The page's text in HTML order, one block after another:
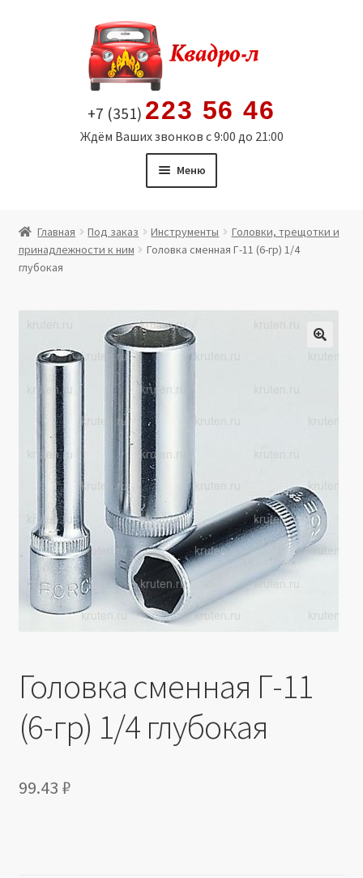
содержимому
+7 (351) 223 56 46
Ждём Ваших звонков с 9:00 до 21:00
Меню
Витрина
Политика в отношении обработки персональных
данных
Производители
Юридические данные
Главная Под заказ Инструменты
Головки, трещотки и
принадлежности к ним
Головка сменная Г-11 (6-гр) 1/4
глубокая
🔍
Головка сменная Г-11
(6-гр) 1/4 глубокая
99.43 ₽